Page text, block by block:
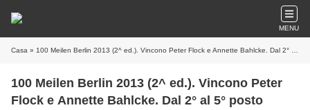
MENU
Casa » 100 Meilen Berlin 2013 (2^ ed.). Vincono Peter Flock e Annette Bahlcke. Dal 2° al 5° posto maschile sono tutti Italiani
100 Meilen Berlin 2013 (2^ ed.). Vincono Peter
Flock e Annette Bahlcke. Dal 2° al 5° posto